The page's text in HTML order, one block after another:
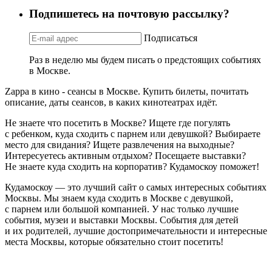
Подпишетесь на почтовую рассылку?
Подписаться
Раз в неделю мы будем писать о предстоящих событиях
в Москве.
Zappa в кино - сеансы в Москве. Купить билеты, почитать
описание, даты сеансов, в каких кинотеатрах идёт.
Не знаете что посетить в Москве? Ищете где погулять
с ребенком, куда сходить с парнем или девушкой? Выбираете
место для свидания? Ищете развлечения на выходные?
Интересуетесь активным отдыхом? Посещаете выставки?
Не знаете куда сходить на корпоратив? Кудамоскоу поможет!
Кудамоскоу — это лучший сайт о самых интересных событиях
Москвы. Мы знаем куда сходить в Москве с девушкой,
с парнем или большой компанией. У нас только лучшие
события, музеи и выставки Москвы. События для детей
и их родителей, лучшие достопримечательности и интересные
места Москвы, которые обязательно стоит посетить!